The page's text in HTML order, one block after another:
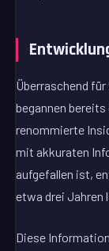
Überraschend
begannen
renommierte
mit akkuraten
aufgefallen ist,
etwa drei Jahren
Diese